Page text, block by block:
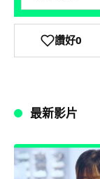
讚好0
最新影片